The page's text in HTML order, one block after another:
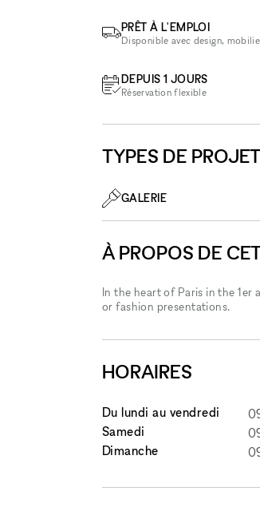
PRÊT À L'EMPLOI
Disponible avec design,
DEPUIS 1 JOURS
Réservation flexible
TYPES DE
GALERIE
À PROPOS DE
In the heart of Paris in the
or fashion presentations.
HORAIRES
Du lundi au vendredi
Samedi
Dimanche